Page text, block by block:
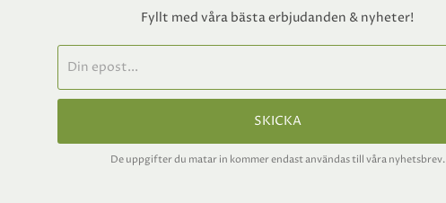
Fyllt med våra bästa erbjudanden & nyheter!
SKICKA
De uppgifter du matar in kommer endast användas till våra nyhetsbrev.